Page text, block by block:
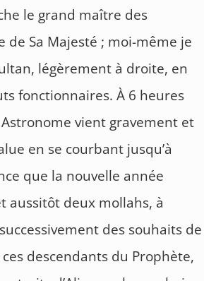
le grand maître des
de Sa Majesté ; moi-même je
légèrement à droite, en
fonctionnaires. À 6 heures
vient gravement et
en se courbant jusqu’à
que la nouvelle année
aussitôt deux mollahs, à
des souhaits de
descendants du Prophète,